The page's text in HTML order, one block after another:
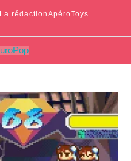
La rédactionApéroToys